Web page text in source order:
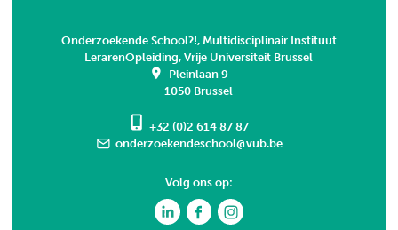
Onderzoekende School?!, Multidisciplinair Instituut
LerarenOpleiding, Vrije Universiteit Brussel
Pleinlaan 9
1050 Brussel
+32 (0)2 614 87 87
onderzoekendeschool@vub.be
Volg ons op: